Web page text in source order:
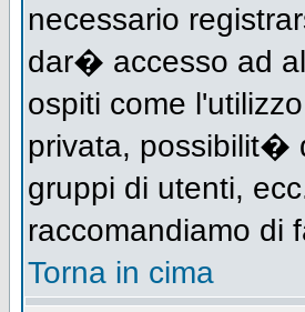
necessario
dar� accesso ad
ospiti come
privata, possibilit�
gruppi di utenti,
raccomandiamo di
Torna in cima